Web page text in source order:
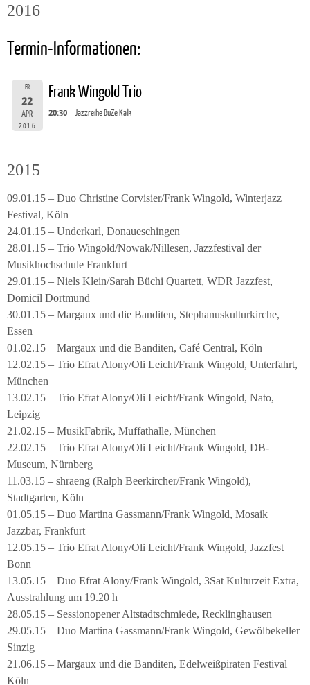
2016
Termin-Informationen:
FR
22
APR
2016
Frank Wingold Trio
20:30 Jazzreihe BüZe Kalk
2015
09.01.15 – Duo Christine Corvisier/Frank Wingold, Winterjazz
Festival, Köln
24.01.15 – Underkarl, Donaueschingen
28.01.15 – Trio Wingold/Nowak/Nillesen, Jazzfestival der
Musikhochschule Frankfurt
29.01.15 – Niels Klein/Sarah Büchi Quartett, WDR Jazzfest,
Domicil Dortmund
30.01.15 – Margaux und die Banditen, Stephanuskulturkirche,
Essen
01.02.15 – Margaux und die Banditen, Café Central, Köln
12.02.15 – Trio Efrat Alony/Oli Leicht/Frank Wingold, Unterfahrt,
München
13.02.15 – Trio Efrat Alony/Oli Leicht/Frank Wingold, Nato,
Leipzig
21.02.15 – MusikFabrik, Muffathalle, München
22.02.15 – Trio Efrat Alony/Oli Leicht/Frank Wingold, DB-
Museum, Nürnberg
11.03.15 – shraeng (Ralph Beerkircher/Frank Wingold),
Stadtgarten, Köln
01.05.15 – Duo Martina Gassmann/Frank Wingold, Mosaik
Jazzbar, Frankfurt
12.05.15 – Trio Efrat Alony/Oli Leicht/Frank Wingold, Jazzfest
Bonn
13.05.15 – Duo Efrat Alony/Frank Wingold, 3Sat Kulturzeit Extra,
Ausstrahlung um 19.20 h
28.05.15 – Sessionopener Altstadtschmiede, Recklinghausen
29.05.15 – Duo Martina Gassmann/Frank Wingold, Gewölbekeller
Sinzig
21.06.15 – Margaux und die Banditen, Edelweißpiraten Festival
Köln